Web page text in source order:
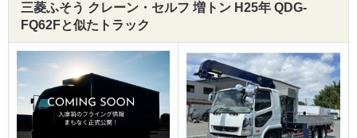
三菱ふそう クレーン・セルフ 増トン H25年 QDG-
FQ62Fと似たトラック